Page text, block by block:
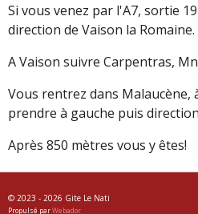
Si vous venez par l'A7, sortie
direction de Vaison la Romaine.
A Vaison suivre Carpentras,
Vous rentrez dans Malaucène,
prendre à gauche puis
Après 850 mètres vous y êtes!
© 2023 - 2026 Gite Le Nati
Propulsé parWebador